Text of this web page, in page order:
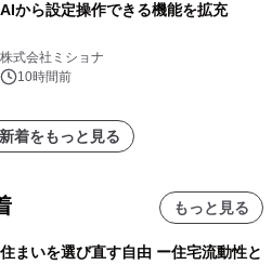
AIから設定操作できる機能を拡充
株式会社ミショナ
10時間前
着をもっと見る
もっと見る
住まいを選び直す自由 ー住宅流動性と